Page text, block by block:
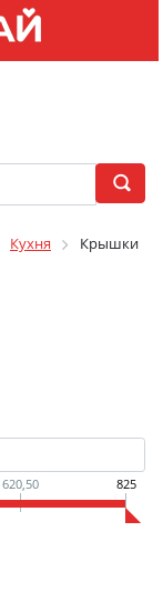
Кухня Крышки
620,50 825